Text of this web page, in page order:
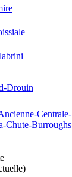
Drouin
Centrale-
Chute-Burroughs